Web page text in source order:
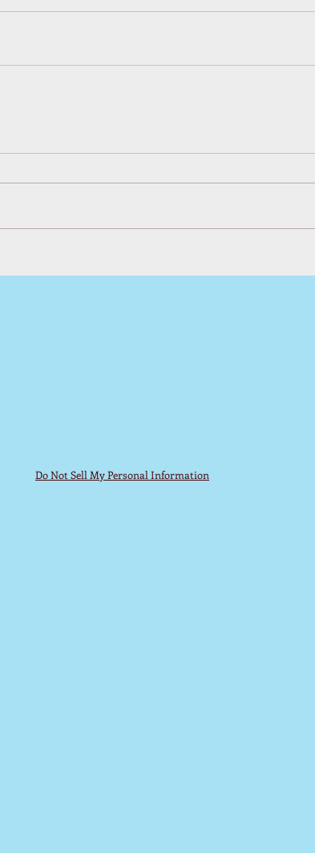
Do Not Sell My Personal Information